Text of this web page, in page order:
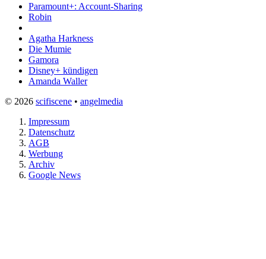
Paramount+: Account-Sharing
Robin
Agatha Harkness
Die Mumie
Gamora
Disney+ kündigen
Amanda Waller
© 2026 scifiscene • angelmedia
Impressum
Datenschutz
AGB
Werbung
Archiv
Google News